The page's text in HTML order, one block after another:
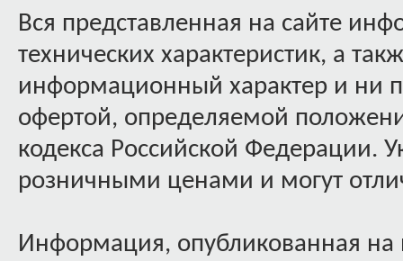
Вся представленная на сайте
технических характеристик, а
информационный характер и ни
офертой, определяемой
кодекса Российской Федерации.
розничными ценами и могут
Информация, опубликованная на